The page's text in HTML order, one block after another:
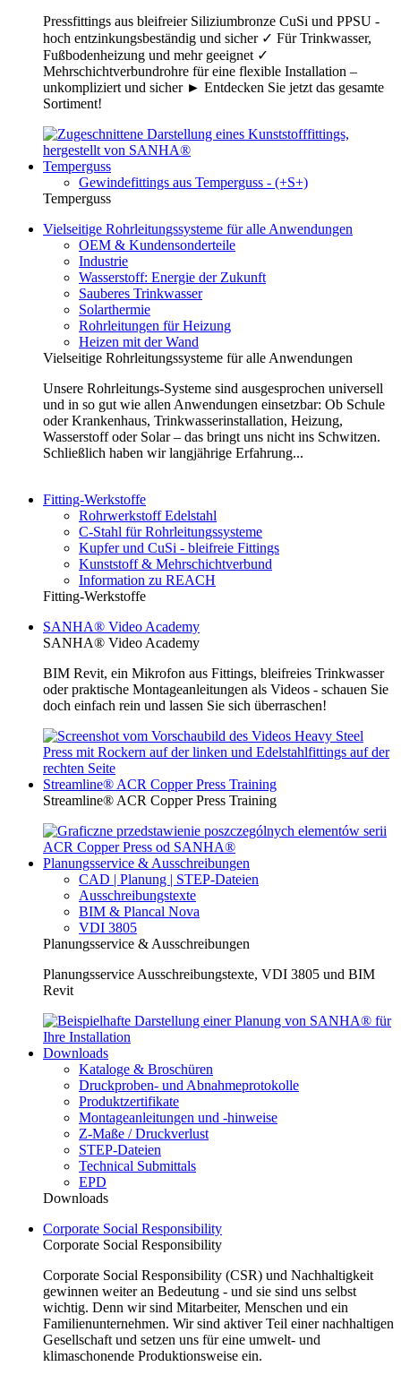
Pressfittings aus bleifreier Siliziumbronze CuSi und PPSU -
hoch entzinkungsbeständig und sicher ✓ Für Trinkwasser,
Fußbodenheizung und mehr geeignet ✓
Mehrschichtverbundrohre für eine flexible Installation –
unkompliziert und sicher ► Entdecken Sie jetzt das gesamte
Sortiment!
Temperguss
Gewindefittings aus Temperguss - (+S+)
Temperguss
Vielseitige Rohrleitungssysteme für alle Anwendungen
OEM & Kundensonderteile
Industrie
Wasserstoff: Energie der Zukunft
Sauberes Trinkwasser
Solarthermie
Rohrleitungen für Heizung
Heizen mit der Wand
Vielseitige Rohrleitungssysteme für alle Anwendungen
Unsere Rohrleitungs-Systeme sind ausgesprochen universell
und in so gut wie allen Anwendungen einsetzbar: Ob Schule
oder Krankenhaus, Trinkwasserinstallation, Heizung,
Wasserstoff oder Solar – das bringt uns nicht ins Schwitzen.
Schließlich haben wir langjährige Erfahrung...
Fitting-Werkstoffe
Rohrwerkstoff Edelstahl
C-Stahl für Rohrleitungssysteme
Kupfer und CuSi - bleifreie Fittings
Kunststoff & Mehrschichtverbund
Information zu REACH
Fitting-Werkstoffe
SANHA® Video Academy
SANHA® Video Academy
BIM Revit, ein Mikrofon aus Fittings, bleifreies Trinkwasser
oder praktische Montageanleitungen als Videos - schauen Sie
doch einfach rein und lassen Sie sich überraschen!
Streamline® ACR Copper Press Training
Streamline® ACR Copper Press Training
Planungsservice & Ausschreibungen
CAD | Planung | STEP-Dateien
Ausschreibungstexte
BIM & Plancal Nova
VDI 3805
Planungsservice & Ausschreibungen
Planungsservice Ausschreibungstexte, VDI 3805 und BIM
Revit
Downloads
Kataloge & Broschüren
Druckproben- und Abnahmeprotokolle
Produktzertifikate
Montageanleitungen und -hinweise
Z-Maße / Druckverlust
STEP-Dateien
Technical Submittals
EPD
Downloads
Corporate Social Responsibility
Corporate Social Responsibility
Corporate Social Responsibility (CSR) und Nachhaltigkeit
gewinnen weiter an Bedeutung - und sie sind uns selbst
wichtig. Denn wir sind Mitarbeiter, Menschen und ein
Familienunternehmen. Wir sind aktiver Teil einer nachhaltigen
Gesellschaft und setzen uns für eine umwelt- und
klimaschonende Produktionsweise ein.